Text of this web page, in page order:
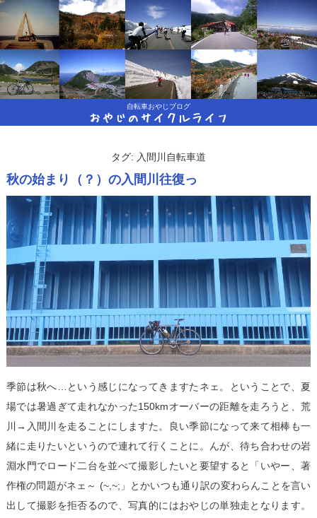
自転車おやじブログ
おやじのサイクルライフ
タグ: 入間川自転車道
秋の始まり（？）の入間川往復っ
季節は秋へ…という感じになってきますたネェ。ということで、夏
場では暑過ぎて走れなかった150kmオーバーの距離を走ろうと、荒
川→入間川を走ることにしますた。良い季節になって来て相棒も一
緒に走りたいというので連れて行くことに。んが、待ち合わせの岩
淵水門でロード二台を並べて撮影したいと要望すると「いやー、著
作権の問題がネェ～ (~,~;」とかいつも通り訳の変わらんことを言い
出して撮影を拒否るので、写真的にはおやじの単独走となります。